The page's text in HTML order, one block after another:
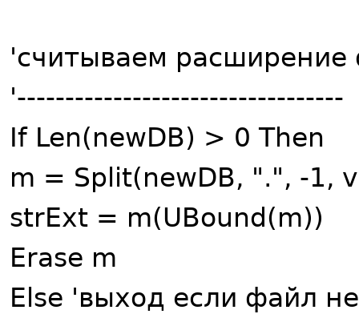
'считываем расширение
'----------------------------------
If Len(newDB) > 0 Then
m = Split(newDB, ".", -1,
strExt = m(UBound(m))
Erase m
Else 'выход если файл